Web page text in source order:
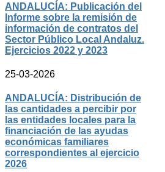
ANDALUCÍA: Publicación del
Informe sobre la remisión de
información de contratos del
Sector Público Local Andaluz.
Ejercicios 2022 y 2023
25-03-2026
ANDALUCÍA: Distribución de
las cantidades a percibir por
las entidades locales para la
financiación de las ayudas
económicas familiares
correspondientes al ejercicio
2026